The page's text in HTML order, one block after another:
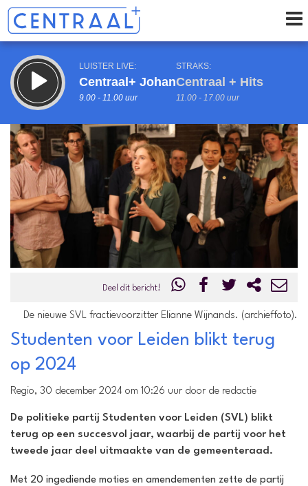
LUISTER LIVE:
Centraal+ Johan
9.00 - 11.00 uur
STRAKS:
Centraal + Hits
11.00 - 17.00 uur
Vorig uur uur 1 van 0 Volgend uur
Inklappen
Deel dit bericht!
De nieuwe SVL fractievoorzitter Elianne Wijnands. (archieffoto).
Studenten voor Leiden blikt terug
op 2024
Regio, 30 december 2024 om 10:26 uur door de redactie
De politieke partij Studenten voor Leiden (SVL) blikt
terug op een succesvol jaar, waarbij de partij voor het
tweede jaar deel uitmaakte van de gemeenteraad.
Met 20 ingediende moties en amendementen zette de partij